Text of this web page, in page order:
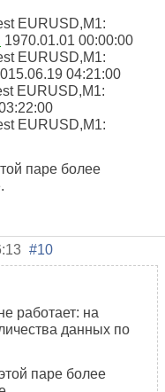
EURUSD,M1:
1970.01.01 00:00:00
EURUSD,M1:
04:21:00
EURUSD,M1:
EURUSD,M1:
паре более
#10
работает: на
данных по
паре более